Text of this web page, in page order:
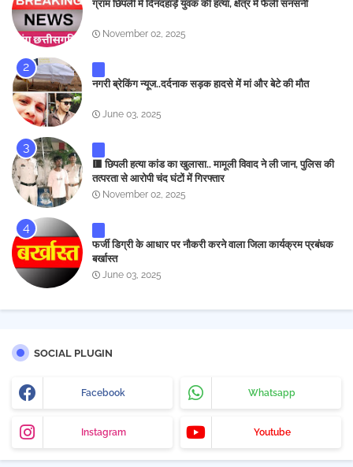
ग्राम छिपली में दिनदहाड़े युवक की हत्या, क्षेत्र में फैली सनसनी
November 02, 2025
नगरी ब्रेकिंग न्यूज..दर्दनाक सड़क हादसे में मां और बेटे की मौत
June 03, 2025
🟥 छिपली हत्या कांड का खुलासा.. मामूली विवाद ने ली जान, पुलिस की
तत्परता से आरोपी चंद घंटों में गिरफ्तार
November 02, 2025
फर्जी डिग्री के आधार पर नौकरी करने वाला जिला कार्यक्रम प्रबंधक
बर्खास्त
June 03, 2025
SOCIAL PLUGIN
Facebook Whatsapp
Instagram Youtube